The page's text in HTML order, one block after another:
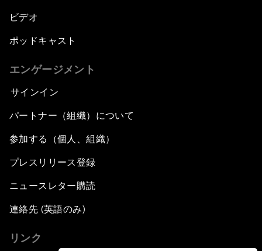
ビデオ
ポッドキャスト
エンゲージメント
サインイン
パートナー（組織）について
参加する（個人、組織）
プレスリリース登録
ニュースレター購読
連絡先 (英語のみ)
リンク